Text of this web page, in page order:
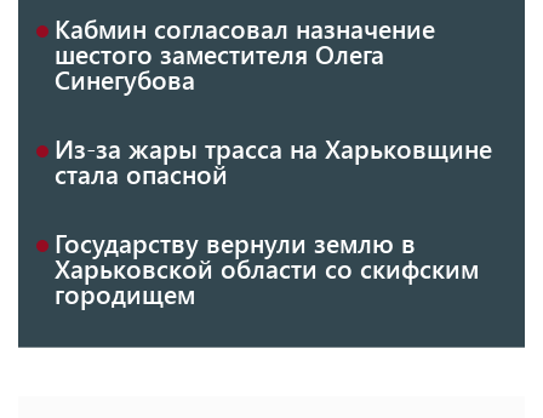
Кабмин согласовал назначение
шестого заместителя Олега
Синегубова
Из-за жары трасса на Харьковщине
стала опасной
Государству вернули землю в
Харьковской области со скифским
городищем